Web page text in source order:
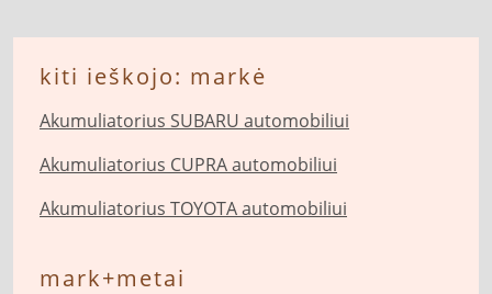
kiti ieškojo: markė
Akumuliatorius SUBARU automobiliui
Akumuliatorius CUPRA automobiliui
Akumuliatorius TOYOTA automobiliui
mark+metai